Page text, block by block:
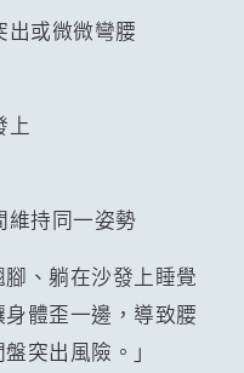
出或微微彎腰
上
維持同一姿勢
、躺在沙發上睡覺
體歪一邊，導致腰
突出風險。」